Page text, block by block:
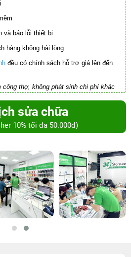
và báo lỗi thiết bị
hàng không hài lòng
đều có chính sách hỗ trợ giá lên đến
công thợ, không phát sinh chi phí khác
sửa chữa
10% tối đa 50.000đ)